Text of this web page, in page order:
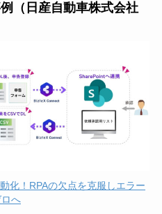
（日産自動車株式会社
化！RPAの欠点を克服しエラー
ロへ